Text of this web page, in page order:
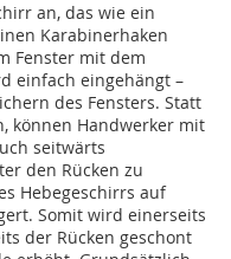
an, das wie ein
Karabinerhaken
Fenster mit dem
einfach eingehängt –
des Fensters. Statt
können Handwerker mit
seitwärts
den Rücken zu
Hebegeschirrs auf
Somit wird einerseits
der Rücken geschont